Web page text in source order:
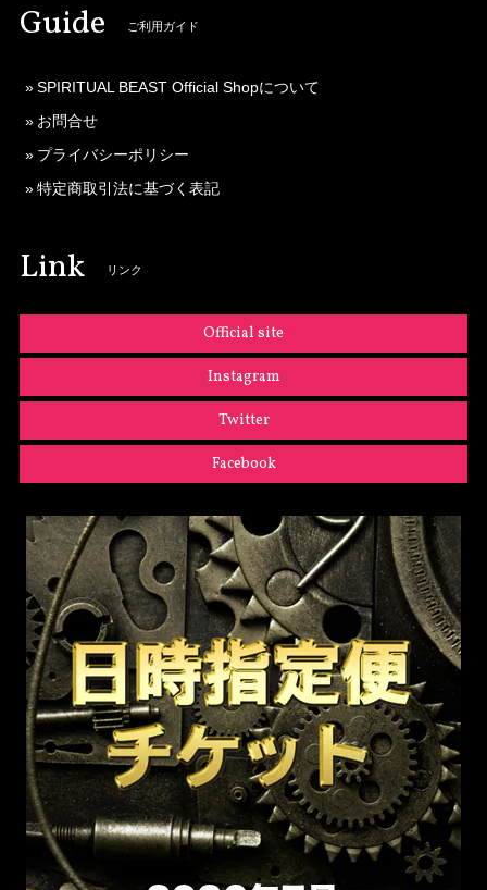
Guide ご利用ガイド
SPIRITUAL BEAST Official Shopについて
お問合せ
プライバシーポリシー
特定商取引法に基づく表記
Link リンク
Official site
Instagram
Twitter
Facebook